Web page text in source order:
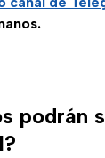
podrán